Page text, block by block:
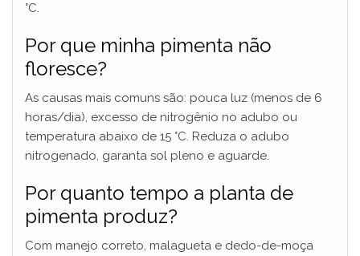
°C.
Por que minha pimenta não
floresce?
As causas mais comuns são: pouca luz (menos de 6
horas/dia), excesso de nitrogênio no adubo ou
temperatura abaixo de 15 °C. Reduza o adubo
nitrogenado, garanta sol pleno e aguarde.
Por quanto tempo a planta de
pimenta produz?
Com manejo correto, malagueta e dedo-de-moça